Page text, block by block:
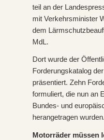
teil an der
mit Verkehrsminister
dem
MdL.
Dort wurde der
Forderungskatalog
präsentiert. Zehn
formuliert, die nun an
Bundes- und
herangetragen wurden.
Motorräder müssen